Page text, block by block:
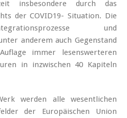
insbesondere durch das
der COVID19- Situation. Die
und
anderem auch Gegenstand
immer lesenswerteren
in inzwischen 40 Kapiteln
werden alle wesentlichen
der Europäischen Union